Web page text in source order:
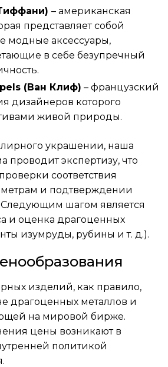
– американская
представляет собой
модные аксессуары,
в себе безупречный
(Ван Клиф) – французский
дизайнеров которого
живой природы.
украшении, наша
проводит экспертизу, что
соответствия
и подтверждении
Следующим шагом является
и оценка драгоценных
изумруды, рубины и т. д.).
изделий, как правило,
драгоценных металлов и
на мировой бирже.
цены возникают в
политикой